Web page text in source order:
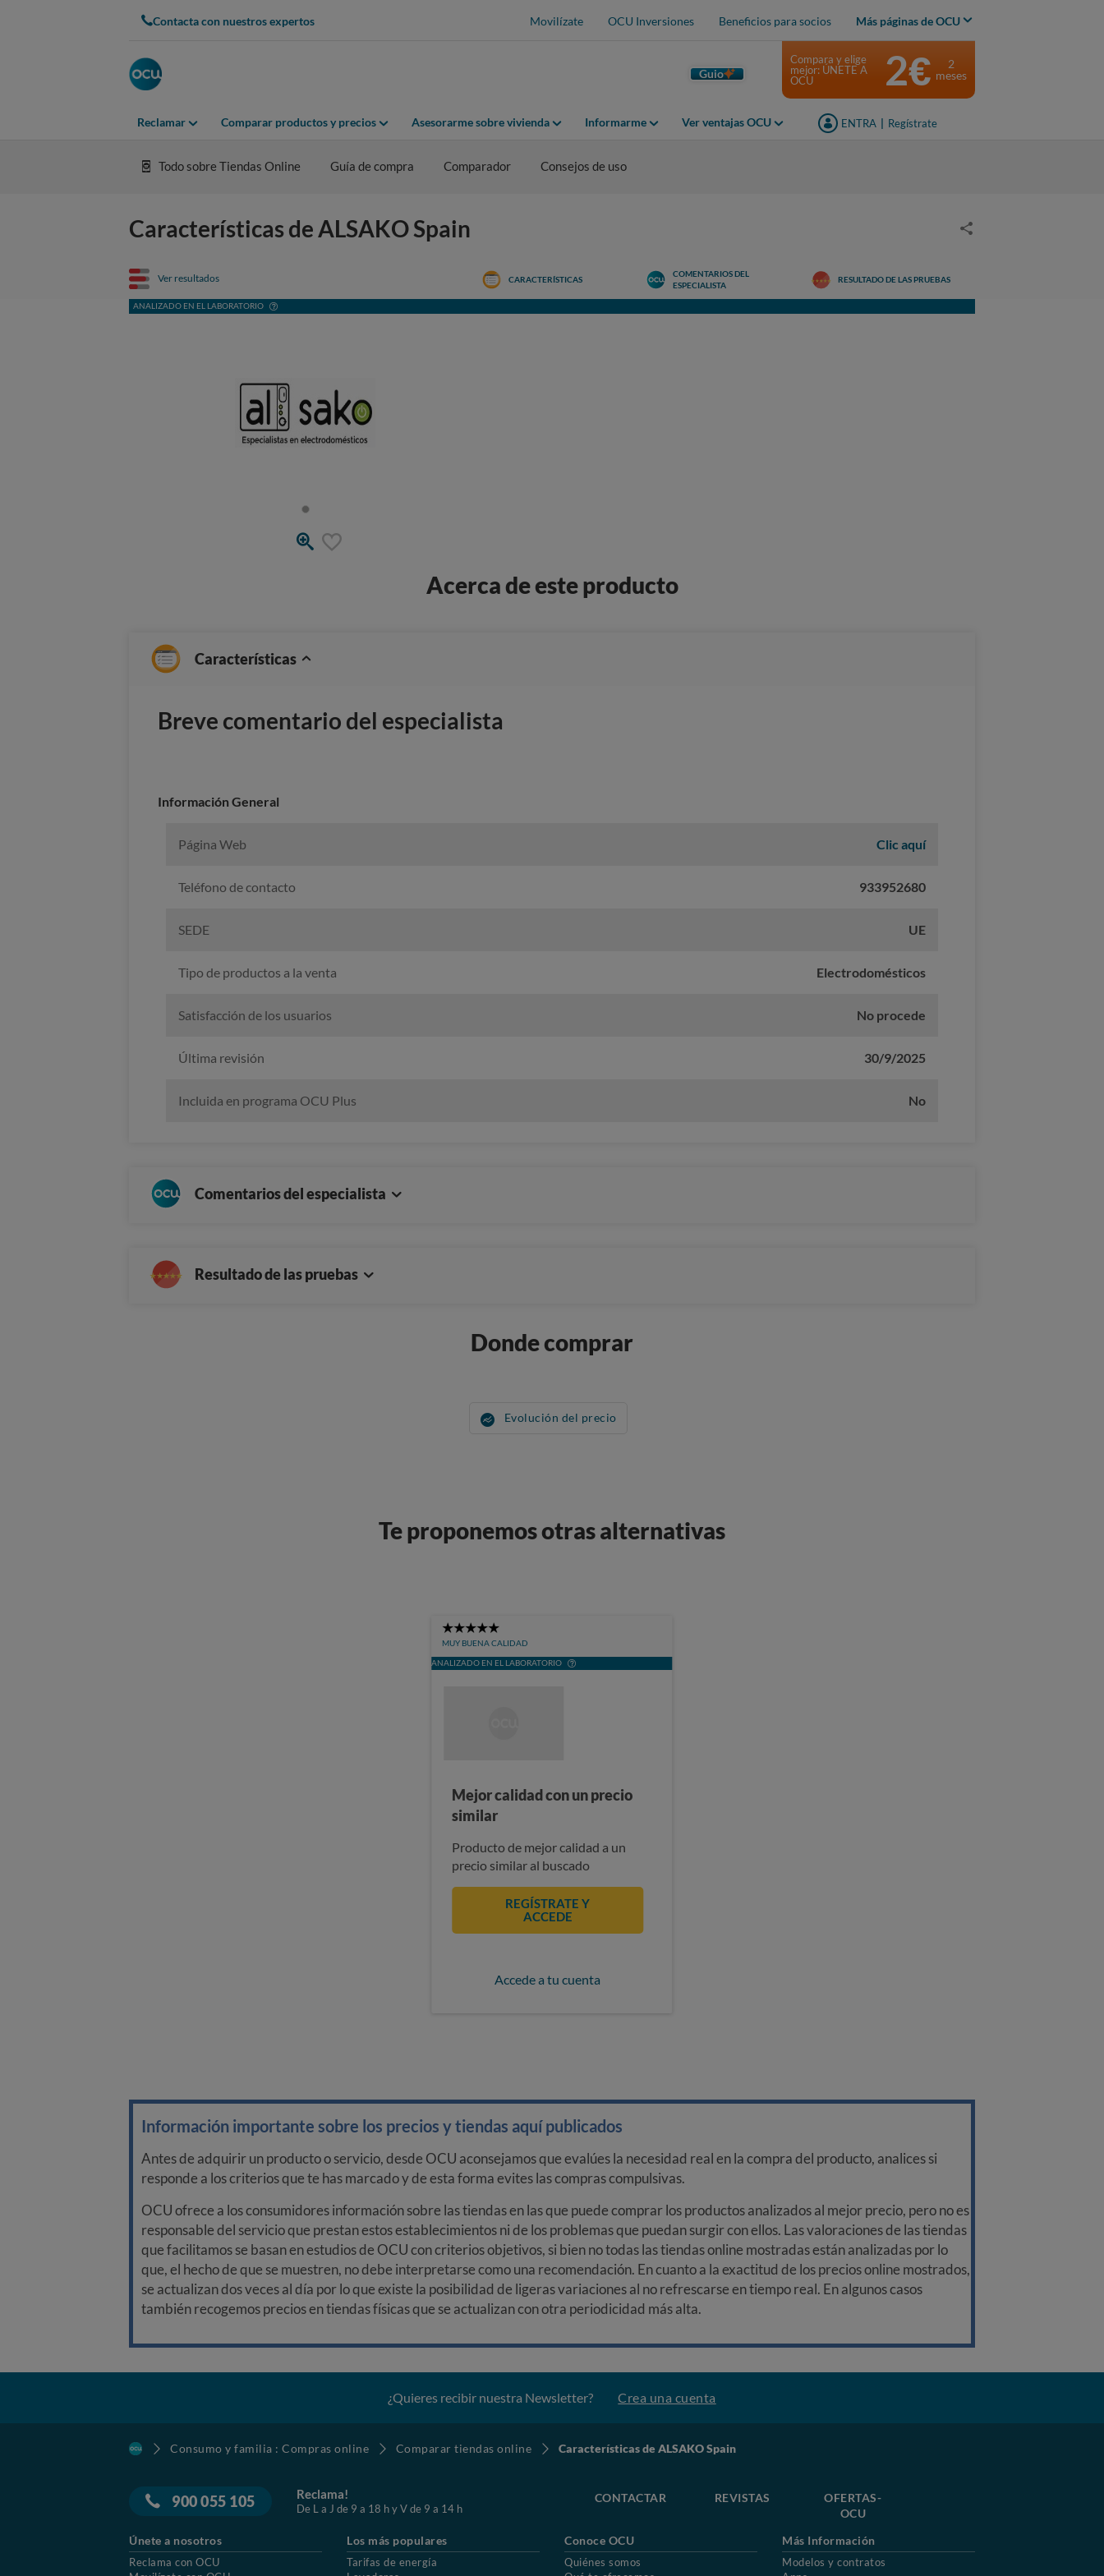
Contacta con nuestros expertos Movilízate OCU Inversiones Beneficios para socios Más páginas de OCU
Guio
Reclamar Comparar productos y precios Asesorarme sobre vivienda Informarme Ver ventajas OCU ENTRA Regístrate
Compara y elige
mejor: ÚNETE A
OCU
2€
2
meses
Todo sobre Tiendas Online Guía de compra Comparador Consejos de uso
Características de ALSAKO Spain
Ver resultados
ANALIZADO EN EL LABORATORIO
CARACTERÍSTICAS
COMENTARIOS DEL
ESPECIALISTA
RESULTADO DE LAS PRUEBAS
Acerca de este producto
Características
Breve comentario del especialista
Información General
Página Web Clic aquí
Teléfono de contacto 933952680
SEDE UE
Tipo de productos a la venta Electrodomésticos
Satisfacción de los usuarios No procede
Última revisión 30/9/2025
Incluida en programa OCU Plus No
Comentarios del especialista
Resultado de las pruebas
Donde comprar
Evolución del precio
Te proponemos otras alternativas
5
Stars
MUY BUENA CALIDAD
ANALIZADO EN EL LABORATORIO
Mejor calidad con un precio
similar
Producto de mejor calidad a un
precio similar al buscado
REGÍSTRATE Y
ACCEDE
Accede a tu cuenta
Información importante sobre los precios y tiendas aquí publicados
Antes de adquirir un producto o servicio, desde OCU aconsejamos que evalúes la necesidad real en la compra del producto, analices si
responde a los criterios que te has marcado y de esta forma evites las compras compulsivas.
OCU ofrece a los consumidores información sobre las tiendas en las que puede comprar los productos analizados al mejor precio, pero no es
responsable del servicio que prestan estos establecimientos ni de los problemas que puedan surgir con ellos. Las valoraciones de las tiendas
que facilitamos se basan en estudios de OCU con criterios objetivos, si bien no todas las tiendas online mostradas están analizadas por lo
que, el hecho de que se muestren, no debe interpretarse como una recomendación. En cuanto a la exactitud de los precios online mostrados,
se actualizan dos veces al día por lo que existe la posibilidad de ligeras variaciones al no refrescarse en tiempo real. En algunos casos
también recogemos precios en tiendas físicas que se actualizan con otra periodicidad más alta.
¿Quieres recibir nuestra Newsletter? Crea una cuenta
Consumo y familia : Compras online Comparar tiendas online Características de ALSAKO Spain
900 055 105 Reclama!
De L a J de 9 a 18 h y V de 9 a 14 h
CONTACTAR REVISTAS
OFERTAS-
OCU
Únete a nosotros
Reclama con OCU
Los más populares
Tarifas de energía
Conoce OCU
Quiénes somos
Más Información
Modelos y contratos